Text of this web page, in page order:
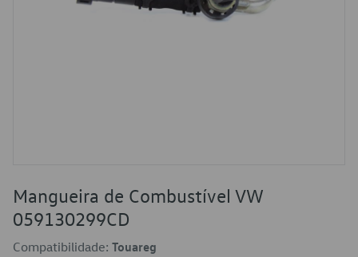
Mangueira de Combustível VW
059130299CD
Compatibilidade: Touareg